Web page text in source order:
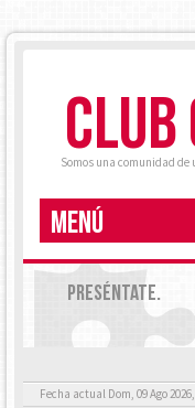
Somos una comunidad
MENÚ
PRESÉNTATE.
Fecha actual Dom, 09 Ago